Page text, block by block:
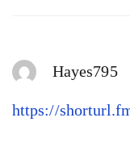
Hayes795
https://